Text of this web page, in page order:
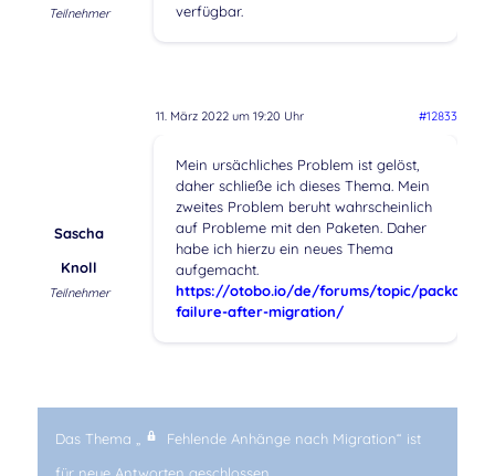
Teilnehmer
verfügbar.
11. März 2022 um 19:20 Uhr #12833
Sascha
Knoll
Teilnehmer
Mein ursächliches Problem ist gelöst,
daher schließe ich dieses Thema. Mein
zweites Problem beruht wahrscheinlich
auf Probleme mit den Paketen. Daher
habe ich hierzu ein neues Thema
aufgemacht.
https://otobo.io/de/forums/topic/package-
failure-after-migration/
Das Thema „
Fehlende Anhänge nach Migration“ ist